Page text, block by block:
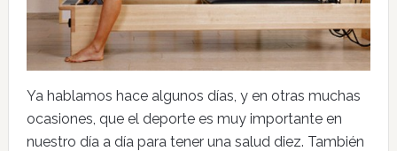
Ya hablamos hace algunos días, y en otras muchas
ocasiones, que el deporte es muy importante en
nuestro día a día para tener una salud diez. También